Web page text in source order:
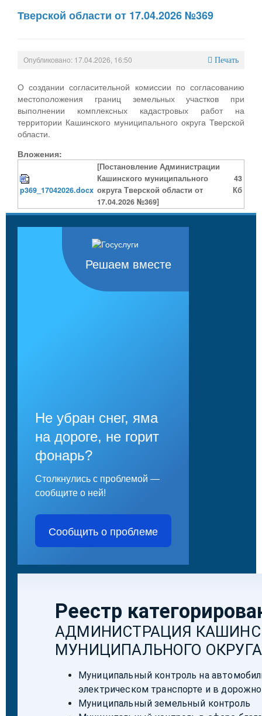
Тверской области от 17.04.2026 №369
Опубликовано: 17.04.2026, 16:50 Печать
О создании согласительной комиссии по согласованию
местоположения границ земельных участков при
выполнении комплексных кадастровых работ на
территории Кашинского муниципального округа Тверской
области.
Вложения:
p369_17042026.docx
[Постановление Администрации
Кашинского муниципального
округа Тверской области от
17.04.2026 №369]
43
Кб
Решаем вместе
Не убран снег, яма
на дороге, не горит
фонарь?
Столкнулись с проблемой —
сообщите о ней!
Сообщить о проблеме